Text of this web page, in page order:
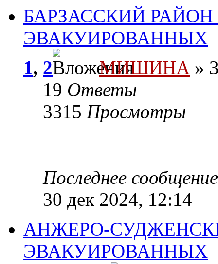
БАРЗАССКИЙ
ЭВАКУИРОВАННЫХ
1, 2 МИШИНА »
19 Ответы
3315 Просмотры
Последнее
30 дек 2024, 12:14
АНЖЕРО-
ЭВАКУИРОВАННЫХ